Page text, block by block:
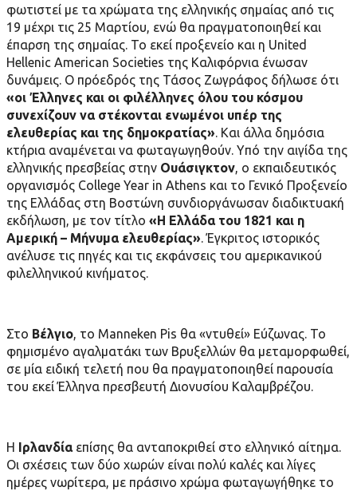
φωτιστεί με τα χρώματα της ελληνικής σημαίας από τις
19 μέχρι τις 25 Μαρτίου, ενώ θα πραγματοποιηθεί και
έπαρση της σημαίας. Το εκεί προξενείο και η United
Hellenic American Societies της Καλιφόρνια ένωσαν
δυνάμεις. Ο πρόεδρός της Τάσος Ζωγράφος δήλωσε ότι
«οι Έλληνες και οι φιλέλληνες όλου του κόσμου
συνεχίζουν να στέκονται ενωμένοι υπέρ της
ελευθερίας και της δημοκρατίας». Και άλλα δημόσια
κτήρια αναμένεται να φωταγωγηθούν. Yπό την αιγίδα της
ελληνικής πρεσβείας στην Ουάσιγκτον, o εκπαιδευτικός
οργανισμός College Year in Athens και το Γενικό Προξενείο
της Ελλάδας στη Βοστώνη συνδιοργάνωσαν διαδικτυακή
εκδήλωση, με τον τίτλο «Η Ελλάδα του 1821 και η
Αμερική – Μήνυμα ελευθερίας». Έγκριτος ιστορικός
ανέλυσε τις πηγές και τις εκφάνσεις του αμερικανικού
φιλελληνικού κινήματος.
Στο Βέλγιο, το Manneken Pis θα «ντυθεί» Εύζωνας. Το
φημισμένο αγαλματάκι των Βρυξελλών θα μεταμορφωθεί,
σε μία ειδική τελετή που θα πραγματοποιηθεί παρουσία
του εκεί Έλληνα πρεσβευτή Διονυσίου Καλαμβρέζου.
Η Ιρλανδίαεπίσης θα ανταποκριθεί στο ελληνικό αίτημα.
Οι σχέσεις των δύο χωρών είναι πολύ καλές και λίγες
ημέρες νωρίτερα, με πράσινο χρώμα φωταγωγήθηκε το